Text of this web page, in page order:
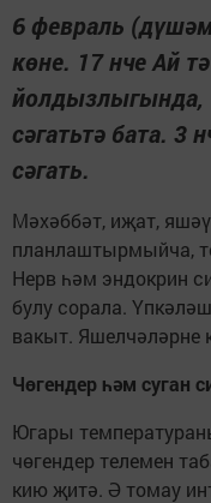
6 февраль
көне. 17 нче Ай
йолдызлыгында,
сәгатьтә бата.
сәгать.
Мәхәббәт, иҗат,
планлаштырмыйча,
Нерв һәм эндокрин
булу сорала.
вакыт. Яшелчәләрне
Чөгендер һәм суган
Югары
чөгендер телемен
кию җитә. Ә томау